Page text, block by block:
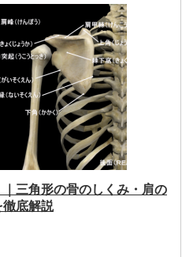
三角形の骨のしくみ・肩の
徹底解説